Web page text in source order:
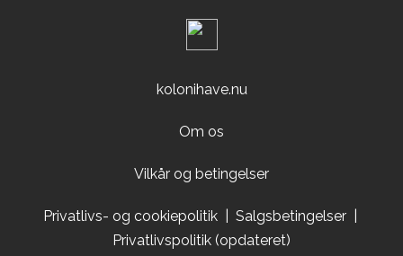
kolonihave.nu
Om os
Vilkår og betingelser
Privatlivs- og cookiepolitik| Salgsbetingelser|
Privatlivspolitik (opdateret)